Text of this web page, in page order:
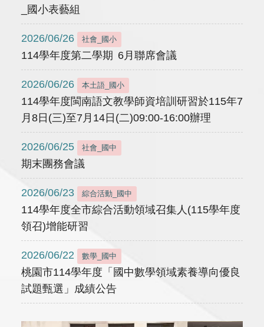
_國小表藝組
2026/06/26 社會_國小
114學年度第二學期 6月聯席會議
2026/06/26 本土語_國小
114學年度閩南語文教學師資培訓研習於115年7
月8日(三)至7月14日(二)09:00-16:00辦理
2026/06/25 社會_國中
期末團務會議
2026/06/23 綜合活動_國中
114學年度全市綜合活動領域召集人(115學年度
領召)增能研習
2026/06/22 數學_國中
桃園市114學年度「國中數學領域素養導向優良
試題甄選」成績公告